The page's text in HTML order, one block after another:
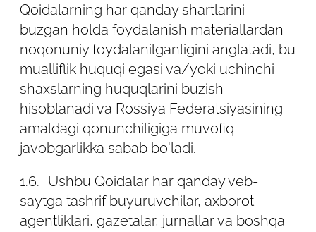
2.4.2. cookie-fayllardan olingan
ma'lumotlar;
2.4.3. brauzer haqida ma'lumot (yoki
reklama mavjud bo'lgan boshqa dastur);
2.4.4. saytga tashrif buyurish vaqti;
2.4.5. reklama bloki joylashgan sahifaning
2.4.6. yo'naltiruvchi (oldingi sahifaning
manzili).
Qoidalarning har qanday shartlarini
buzgan holda foydalanish materiallardan
noqonuniy foydalanilganligini anglatadi, bu
mualliflik huquqi egasi va/yoki uchinchi
shaxslarning huquqlarini buzish
hisoblanadi va Rossiya Federatsiyasining
amaldagi qonunchiligiga muvofiq
javobgarlikka sabab bo'ladi.
1.6.
Ushbu Qoidalar har qanday veb-
saytga tashrif buyuruvchilar, axborot
agentliklari, gazetalar, jurnallar va boshqa